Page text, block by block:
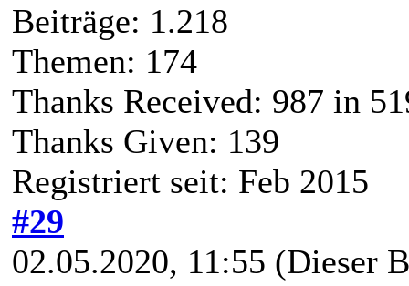
Beiträge: 1.218
Themen: 174
Thanks Received: 987 in
Thanks Given: 139
Registriert seit: Feb 2015
#29
02.05.2020, 11:55 (Dieser